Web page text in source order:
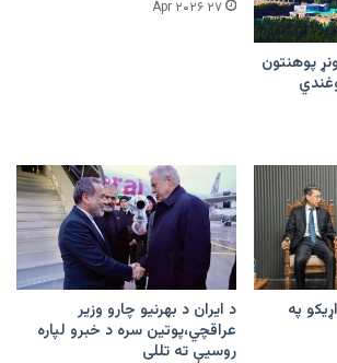
پوهنتون
۲۷ Apr ۲۰۲۶
په
د ایران د بهرنیو چارو وزیر
عراقچي،پوتین سره د خبرو لپاره
روسیې ته تللی